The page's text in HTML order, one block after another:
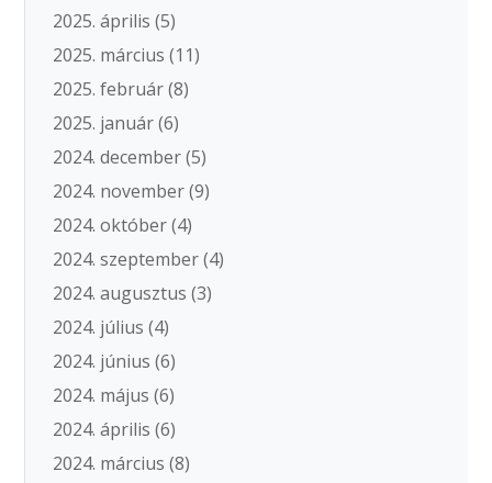
2025. április (5)
2025. március (11)
2025. február(8)
2025. január(6)
2024. december(5)
2024. november(9)
2024. október(4)
2024. szeptember(4)
2024. augusztus (3)
2024. július (4)
2024. június (6)
2024. május (6)
2024. április (6)
2024. március (8)